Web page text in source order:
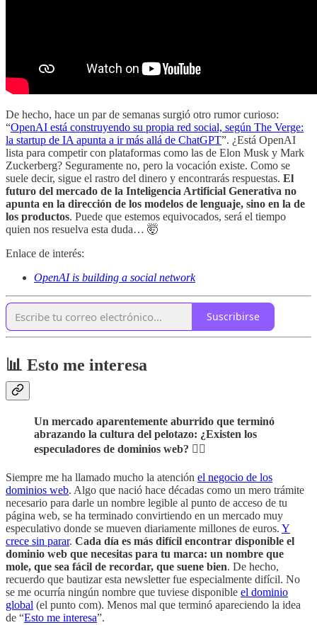
De hecho, hace un par de semanas surgió otro rumor curioso:
“OpenAI está construyendo su propia red social, según The Verge:
la startup de IA apunta a ir más allá de ChatGPT”. ¿Está OpenAI
lista para competir con plataformas como las de Elon Musk y Mark
Zuckerberg? Seguramente no, pero la vocación existe. Como se
suele decir, sigue el rastro del dinero y encontrarás respuestas. El
futuro del mercado de la Inteligencia Artificial Generativa no
apunta en la dirección de los modelos de lenguaje, sino en la de
los productos. Puede que estemos equivocados, será el tiempo
quien nos resuelva esta duda… 🤯
Enlace de interés:
OpenAI is building a social network
Suscribirse
📊 Esto me interesa
Un mercado aparentemente aburrido que terminó
abrazando la cultura del pelotazo: ¿Existen los
especuladores de dominios web? 🕵️‍♀️
Siempre me ha llamado mucho la atención el negocio de los
dominios web. Algo que nació hace décadas como un mero trámite
necesario para darle un nombre legible al punto de acceso de tu
página web, se ha terminado convirtiendo en un mercado muy
especulativo donde se mueven diariamente millones de euros. Y
crece sin parar. Cada día es más difícil encontrar disponible el
dominio web que necesitas para tu marca: un nombre que
mole, que sea fácil de recordar, que suene bien. De hecho,
recuerdo que bautizar esta newsletter fue especialmente difícil. No
se me ocurría ningún nombre que tuviese disponible el dominio
global (el punto com). Menos mal que terminó apareciendo la idea
de “Esto me interesa”.